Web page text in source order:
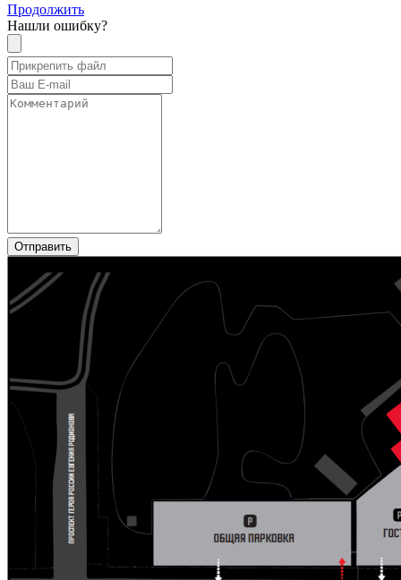
Продолжить
Нашли ошибку?